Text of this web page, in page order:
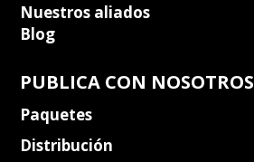
Nuestros aliados
Blog
PUBLICA CON NOSOTROS
Paquetes
Distribución